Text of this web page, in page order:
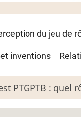
du jeu de
inventions
PTGPTB : quel